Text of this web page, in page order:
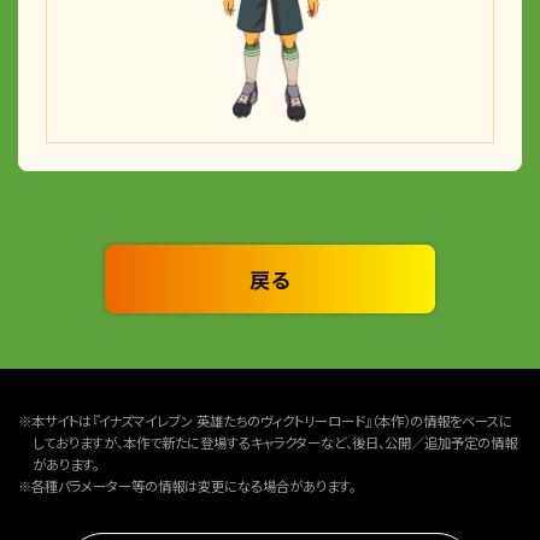
戻る
※本サイトは『イナズマイレブン 英雄たちのヴィクトリーロード』（本作）の情報をベースに
しておりますが、本作で新たに登場するキャラクターなど、後日、公開／追加予定の情報
があります。
※各種パラメーター等の情報は変更になる場合があります。